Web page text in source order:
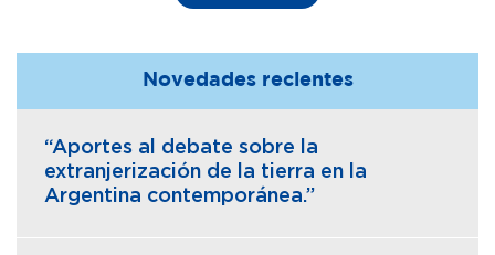
Novedades recientes
“Aportes al debate sobre la
extranjerización de la tierra en la
Argentina contemporánea.”